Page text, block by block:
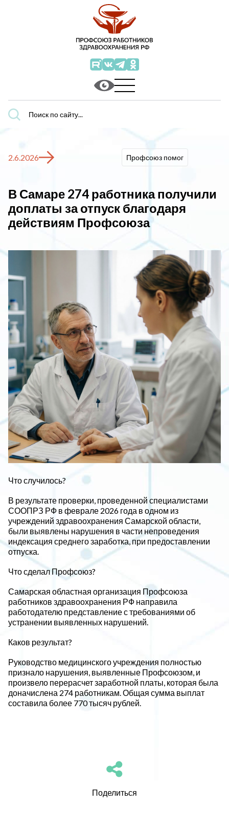
Поиск
по
2.6.2026 Профсоюз помог
В Самаре 274 работника получили
доплаты за отпуск благодаря
действиям Профсоюза
Что случилось?
В результате проверки, проведенной специалистами
СООПРЗ РФ в феврале 2026 года в одном из
учреждений здравоохранения Самарской области,
были выявлены нарушения в части непроведения
индексация среднего заработка, при предоставлении
отпуска.
Что сделал Профсоюз?
Самарская областная организация Профсоюза
работников здравоохранения РФ направила
работодателю представление с требованиями об
устранении выявленных нарушений.
Каков результат?
Руководство медицинского учреждения полностью
признало нарушения, выявленные Профсоюзом, и
произвело перерасчет заработной платы, которая была
доначислена 274 работникам. Общая сумма выплат
составила более 770 тысяч рублей.
Поделиться